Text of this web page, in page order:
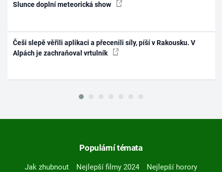
Slunce doplní meteorická show
Češi slepě věřili aplikaci a přecenili síly, píší v Rakousku. V
Alpách je zachraňoval vrtulník
Populární témata
Jak zhubnout Nejlepší filmy 2024
Nejlepší horory